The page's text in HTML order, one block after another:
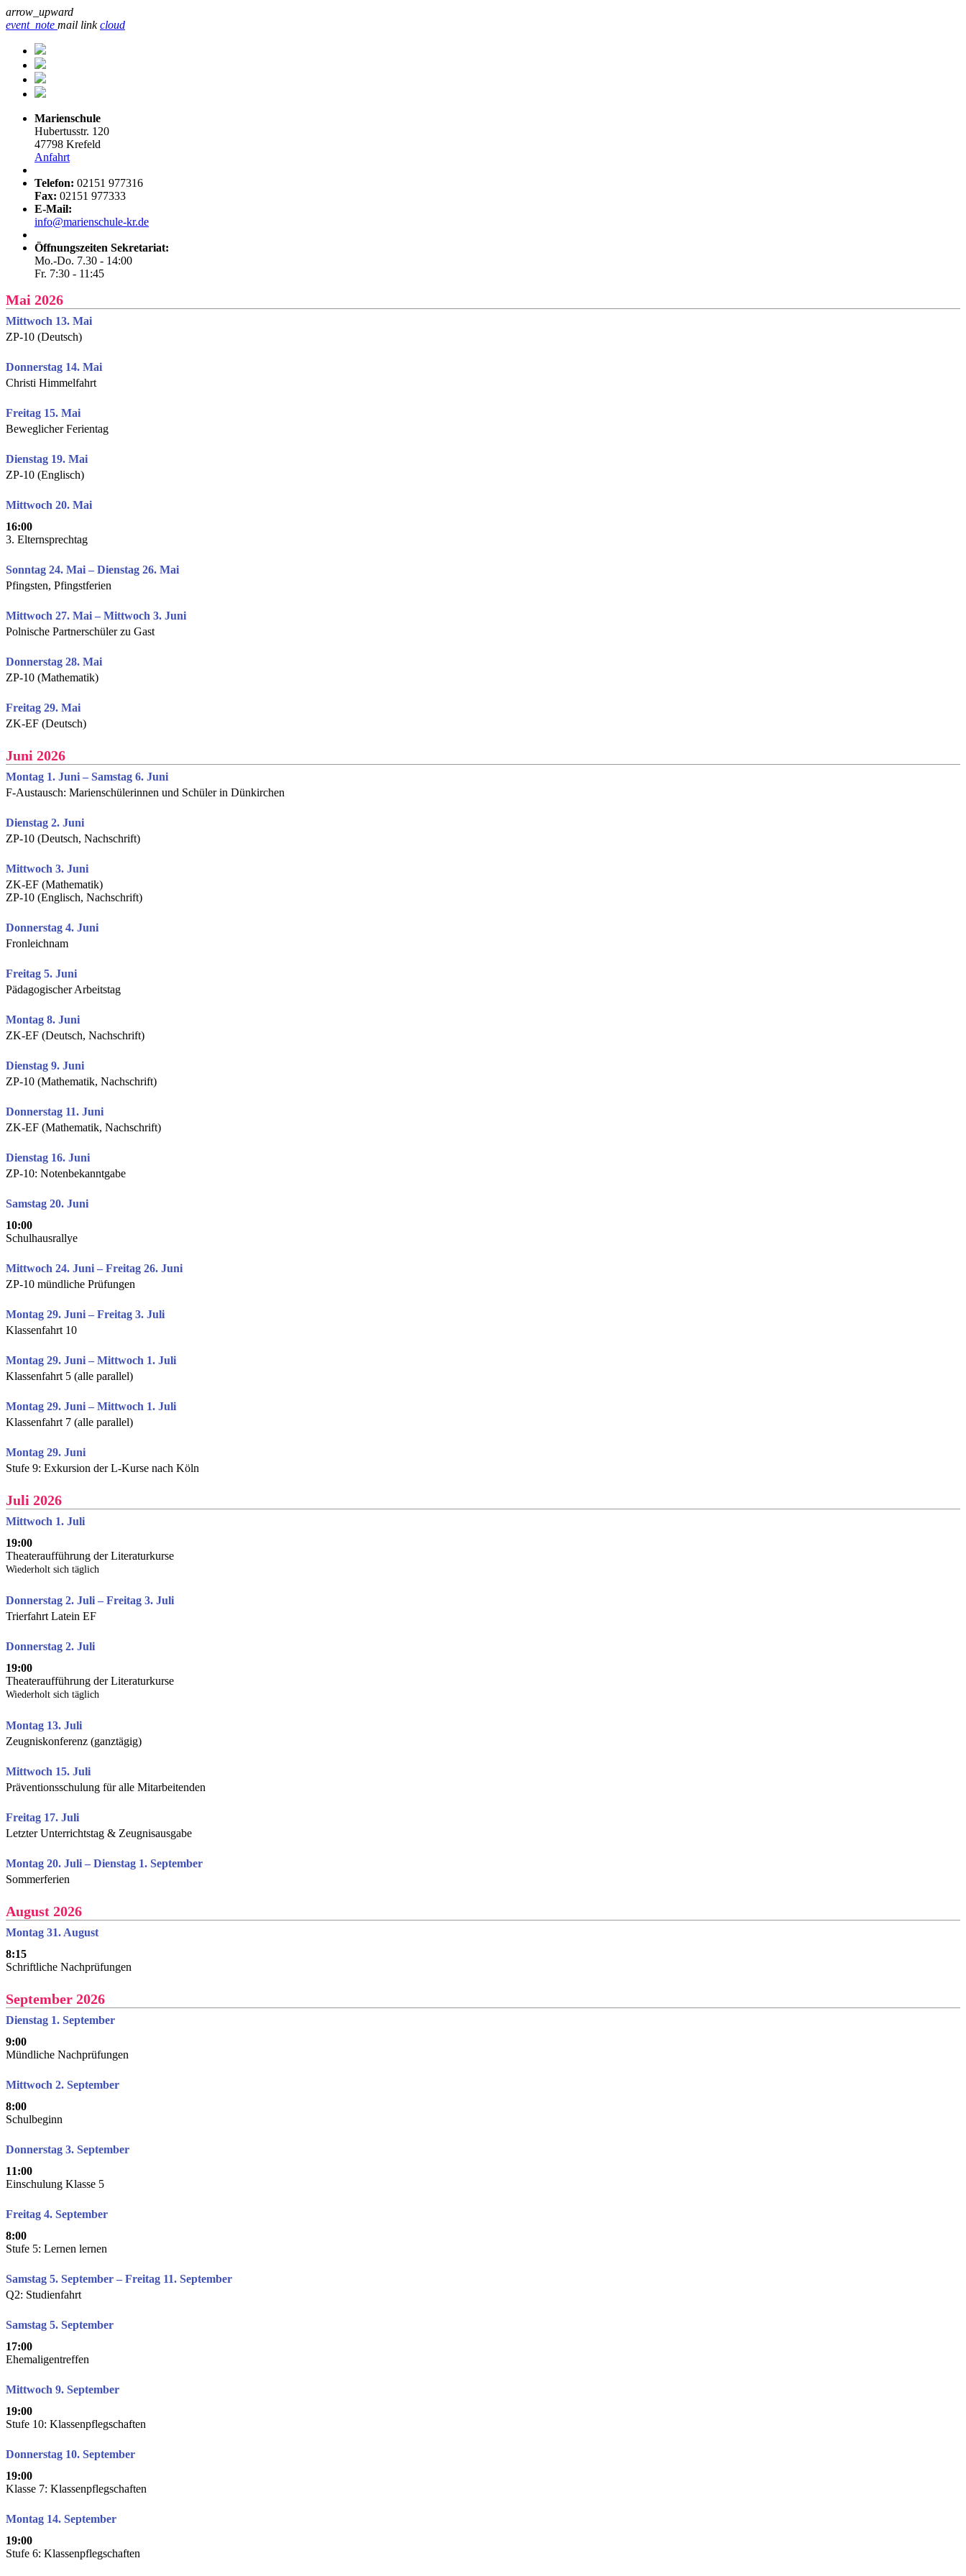
arrow_upward
event_note mail link cloud
Marienschule
Hubertusstr. 120
47798 Krefeld
Anfahrt
Telefon: 02151 977316
Fax: 02151 977333
E-Mail:
info@marienschule-kr.de
Öffnungszeiten Sekretariat:
Mo.-Do. 7.30 - 14:00
Fr. 7:30 - 11:45
Mai 2026
Mittwoch 13. Mai
ZP-10 (Deutsch)
Donnerstag 14. Mai
Christi Himmelfahrt
Freitag 15. Mai
Beweglicher Ferientag
Dienstag 19. Mai
ZP-10 (Englisch)
Mittwoch 20. Mai
16:00
3. Elternsprechtag
Sonntag 24. Mai – Dienstag 26. Mai
Pfingsten, Pfingstferien
Mittwoch 27. Mai – Mittwoch 3. Juni
Polnische Partnerschüler zu Gast
Donnerstag 28. Mai
ZP-10 (Mathematik)
Freitag 29. Mai
ZK-EF (Deutsch)
Juni 2026
Montag 1. Juni – Samstag 6. Juni
F-Austausch: Marienschülerinnen und Schüler in Dünkirchen
Dienstag 2. Juni
ZP-10 (Deutsch, Nachschrift)
Mittwoch 3. Juni
ZK-EF (Mathematik)
ZP-10 (Englisch, Nachschrift)
Donnerstag 4. Juni
Fronleichnam
Freitag 5. Juni
Pädagogischer Arbeitstag
Montag 8. Juni
ZK-EF (Deutsch, Nachschrift)
Dienstag 9. Juni
ZP-10 (Mathematik, Nachschrift)
Donnerstag 11. Juni
ZK-EF (Mathematik, Nachschrift)
Dienstag 16. Juni
ZP-10: Notenbekanntgabe
Samstag 20. Juni
10:00
Schulhausrallye
Mittwoch 24. Juni – Freitag 26. Juni
ZP-10 mündliche Prüfungen
Montag 29. Juni – Freitag 3. Juli
Klassenfahrt 10
Montag 29. Juni – Mittwoch 1. Juli
Klassenfahrt 5 (alle parallel)
Montag 29. Juni – Mittwoch 1. Juli
Klassenfahrt 7 (alle parallel)
Montag 29. Juni
Stufe 9: Exkursion der L-Kurse nach Köln
Juli 2026
Mittwoch 1. Juli
19:00
Theateraufführung der Literaturkurse
Wiederholt sich täglich
Donnerstag 2. Juli – Freitag 3. Juli
Trierfahrt Latein EF
Donnerstag 2. Juli
19:00
Theateraufführung der Literaturkurse
Wiederholt sich täglich
Montag 13. Juli
Zeugniskonferenz (ganztägig)
Mittwoch 15. Juli
Präventionsschulung für alle Mitarbeitenden
Freitag 17. Juli
Letzter Unterrichtstag & Zeugnisausgabe
Montag 20. Juli – Dienstag 1. September
Sommerferien
August 2026
Montag 31. August
8:15
Schriftliche Nachprüfungen
September 2026
Dienstag 1. September
9:00
Mündliche Nachprüfungen
Mittwoch 2. September
8:00
Schulbeginn
Donnerstag 3. September
11:00
Einschulung Klasse 5
Freitag 4. September
8:00
Stufe 5: Lernen lernen
Samstag 5. September – Freitag 11. September
Q2: Studienfahrt
Samstag 5. September
17:00
Ehemaligentreffen
Mittwoch 9. September
19:00
Stufe 10: Klassenpflegschaften
Donnerstag 10. September
19:00
Klasse 7: Klassenpflegschaften
Montag 14. September
19:00
Stufe 6: Klassenpflegschaften